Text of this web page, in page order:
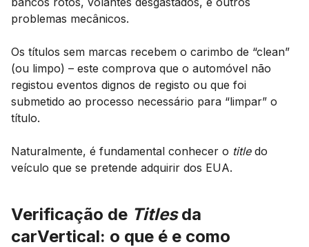
problemas mecânicos.
Os títulos sem marcas recebem o carimbo de “clean”
(ou limpo) – este comprova que o automóvel não
registou eventos dignos de registo ou que foi
submetido ao processo necessário para “limpar” o
título.
Naturalmente, é fundamental conhecer o titledo
veículo que se pretende adquirir dos EUA.
Verificação de Titlesda
carVertical: o que é e como